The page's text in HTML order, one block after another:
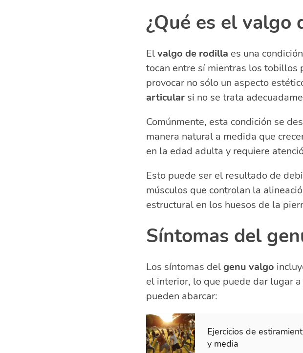
Preguntas relacionadas sobre
rodilla
¿Qué músculos fortalecer
¿Cómo caminan las personas
¿Cómo enderezar las piernas
¿Qué es el valgo
Elvalgo de rodilla es una
tocan entre sí mientras los tobillos
provocar no sólo un aspecto
articularsi no se trata
Comúnmente, esta condición se
manera natural a medida que
en la edad adulta y requiere
Esto puede ser el resultado de
músculos que controlan la
estructural en los huesos de la
Síntomas del
Los síntomas delgenu valgo
el interior, lo que puede dar lugar
pueden abarcar:
Ejercicios de
y media